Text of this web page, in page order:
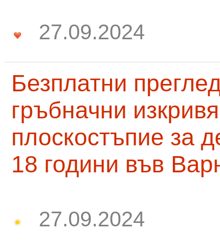
27.09.2024
Безплатни
гръбначни
плоскостъпие за
18 години във
27.09.2024